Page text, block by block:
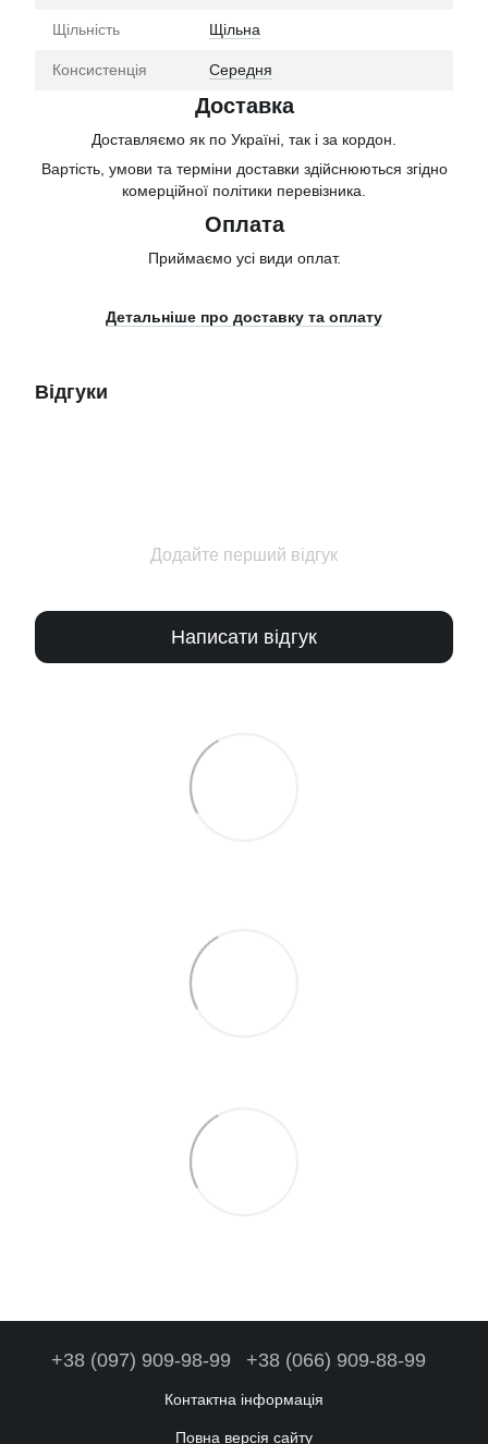
Щільність Щільна
Консистенція Середня
Доставка
Доставляємо як по Україні, так і за кордон.
Вартість, умови та терміни доставки здійснюються згідно
комерційної політики перевізника.
Оплата
Приймаємо усі види оплат.
Детальніше про доставку та оплату
Відгуки
Додайте перший відгук
Написати відгук
+38 (097) 909-98-99 +38 (066) 909-88-99
Контактна інформація
Повна версія сайту